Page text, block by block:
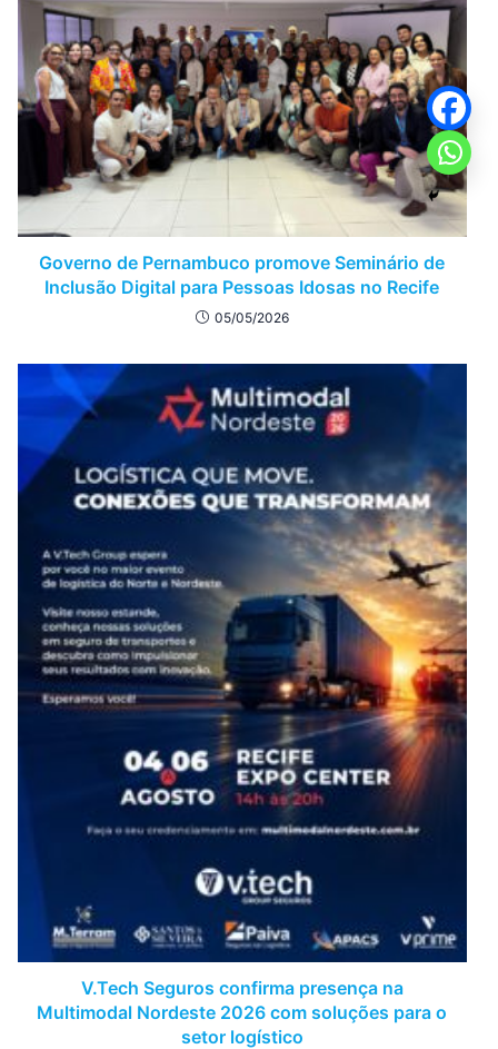
Governo de Pernambuco promove Seminário de
Inclusão Digital para Pessoas Idosas no Recife
05/05/2026
V.Tech Seguros confirma presença na
Multimodal Nordeste 2026 com soluções para o
setor logístico